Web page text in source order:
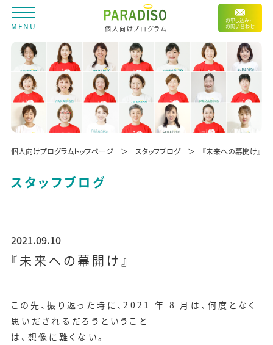
MENU 個人向けプログラム
お申し込み・
お問い合わせ
個人向けプログラムトップページ スタッフブログ 『未来への幕開け』
スタッフブログ
2021.09.10
『未来への幕開け』
この先、振り返った時に、2021 年 8 月は、何度となく
思いだされるだろうということ
は、想像に難くない。